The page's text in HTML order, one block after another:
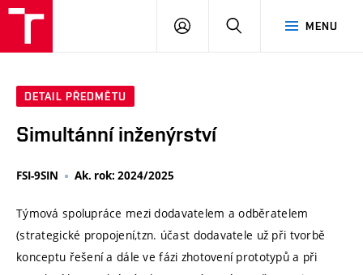
MENU
PŘIHLÁSIT
DETAIL PŘEDMĚTU
Simultánní inženýrství
FSI-9SIN Ak. rok: 2024/2025
Týmová spolupráce mezi dodavatelem a odběratelem
(strategické propojení,tzn. účast dodavatele už při tvorbě
konceptu řešení a dále ve fázi zhotovení prototypů a při